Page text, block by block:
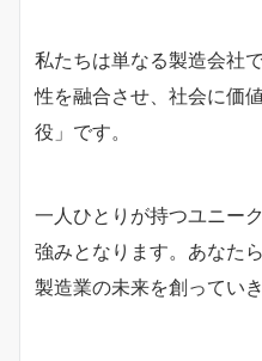
私たちは単なる製造会社
性を融合させ、社会に価
役」です。
一人ひとりが持つユニー
強みとなります。あなた
製造業の未来を創ってい